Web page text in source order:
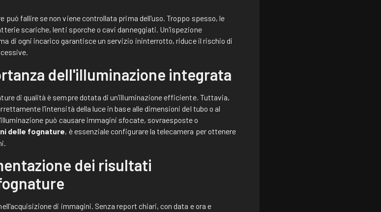
può fallire se non viene controllata prima dell'uso. Troppo spesso, le
scariche, lenti sporche o cavi danneggiati. Un'ispezione
di ogni incarico garantisce un servizio ininterrotto, riduce il rischio di
dell'illuminazione integrata
di qualità è sempre dotata di un'illuminazione efficiente. Tuttavia,
l'intensità della luce in base alle dimensioni del tubo o al
può causare immagini sfocate, sovraesposte o
delle fognature, è essenziale configurare la telecamera per ottenere
dei risultati
di immagini. Senza report chiari, con data e ora e